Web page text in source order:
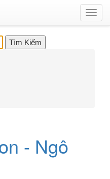
- Ngô